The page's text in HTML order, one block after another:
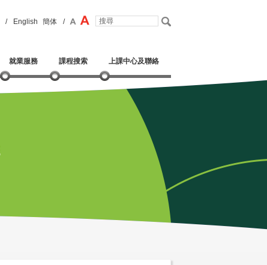
/ English 簡体 /
就業服務 課程搜索 上課中心及聯絡